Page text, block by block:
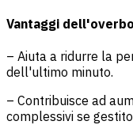
Vantaggi
– Aiuta a ridurre la
dell'ultimo minuto.
– Contribuisce ad
complessivi se